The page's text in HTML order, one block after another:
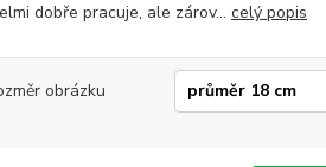
dobře pracuje, ale zárov... celý popis
obrázku